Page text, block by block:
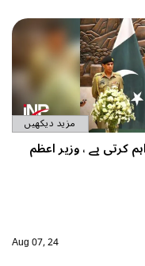
مزید دیکھیں
کرتی ہے ، وزیر اعظم
Aug 07, 24